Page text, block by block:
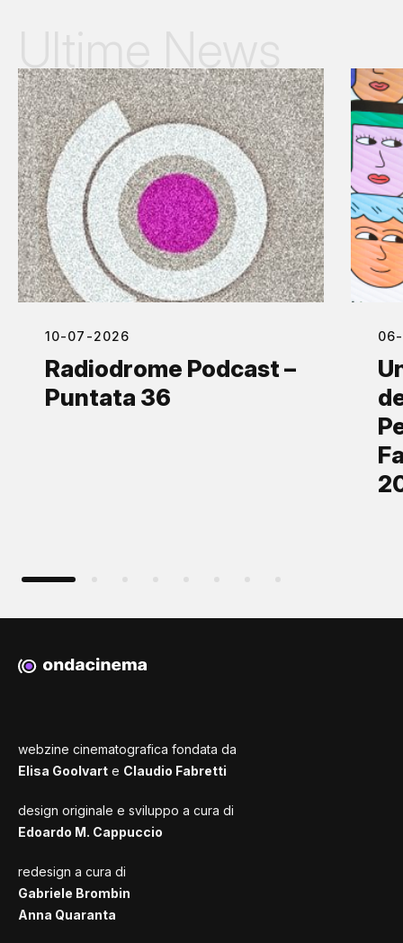
10-07-2026
Radiodrome Podcast –
Puntata 36
webzine cinematografica fondata da
Elisa Goolvart e Claudio Fabretti
design originale e sviluppo a cura di
Edoardo M. Cappuccio
redesign a cura di
Gabriele Brombin
Anna Quaranta